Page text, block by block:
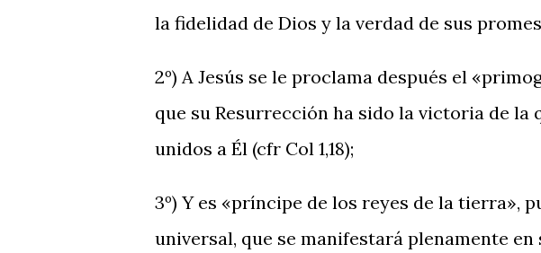
la fidelidad de Dios y la verdad de sus
2º) A Jesús se le proclama después el
que su Resurrección ha sido la victoria de
unidos a Él (cfr Col 1,18);
3º) Y es «príncipe de los reyes de la tierra»,
universal, que se manifestará plenamente en